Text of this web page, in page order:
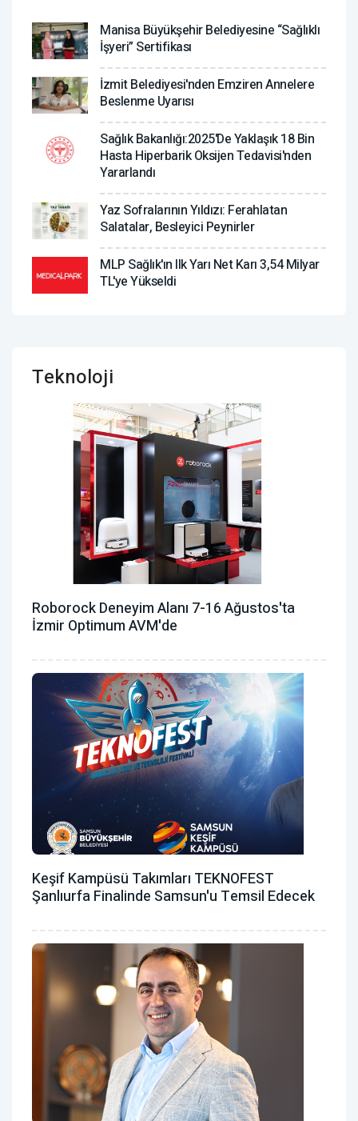
Manisa Büyükşehir Belediyesine “Sağlıklı
İşyeri” Sertifikası
İzmit Belediyesi'nden Emziren Annelere
Beslenme Uyarısı
Sağlık Bakanlığı:2025'de Yaklaşık 18 Bin
Hasta Hiperbarik Oksijen Tedavisi'nden
Yararlandı
Yaz Sofralarının Yıldızı: Ferahlatan
Salatalar, Besleyici Peynirler
MLP Sağlık'ın Ilk Yarı Net Karı 3,54 Milyar
TL'ye Yükseldi
Teknoloji
Roborock Deneyim Alanı 7-16 Ağustos'ta
İzmir Optimum AVM'de
Keşif Kampüsü Takımları TEKNOFEST
Şanlıurfa Finalinde Samsun'u Temsil Edecek